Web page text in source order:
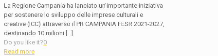
La Regione Campania ha lanciato un’importante iniziativa
per sostenere lo sviluppo delle imprese culturali e
creative (ICC) attraverso il PR CAMPANIA FESR 2021-2027,
destinando 10 milioni
Do you like it?0
Read more